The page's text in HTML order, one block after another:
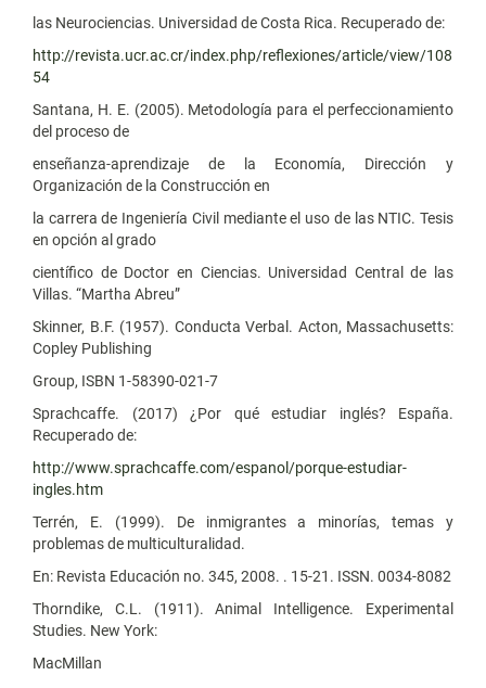
las Neurociencias. Universidad de Costa Rica. Recuperado de:
http://revista.ucr.ac.cr/index.php/reflexiones/article/view/108
54
Santana, H. E. (2005). Metodología para el perfeccionamiento
del proceso de
enseñanza-aprendizaje de la Economía, Dirección y
Organización de la Construcción en
la carrera de Ingeniería Civil mediante el uso de las NTIC. Tesis
en opción al grado
científico de Doctor en Ciencias. Universidad Central de las
Villas. “Martha Abreu”
Skinner, B.F. (1957). Conducta Verbal. Acton, Massachusetts:
Copley Publishing
Group, ISBN 1-58390-021-7
Sprachcaffe. (2017) ¿Por qué estudiar inglés? España.
Recuperado de:
http://www.sprachcaffe.com/espanol/porque-estudiar-
ingles.htm
Terrén, E. (1999). De inmigrantes a minorías, temas y
problemas de multiculturalidad.
En: Revista Educación no. 345, 2008. . 15-21. ISSN. 0034-8082
Thorndike, C.L. (1911). Animal Intelligence. Experimental
Studies. New York:
MacMillan